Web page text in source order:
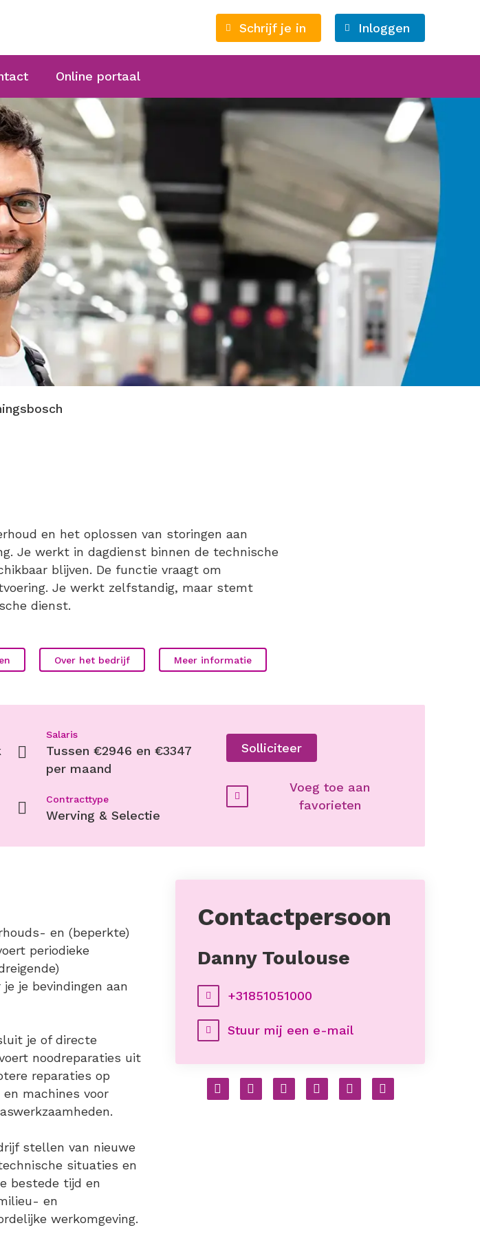
Schrijf je in Inloggen
Online portaal
en het oplossen van storingen aan
Je werkt in dagdienst binnen de technische
blijven. De functie vraagt om
Je werkt zelfstandig, maar stemt
dienst.
Over het bedrijf Meer informatie
Salaris
Tussen €2946 en €3347
per maand
Contracttype
Werving & Selectie
Solliciteer
Voeg toe aan
favorieten
en (beperkte)
periodieke
je bevindingen aan
je of directe
noodreparaties uit
reparaties op
machines voor
stellen van nieuwe
situaties en
bestede tijd en
en
werkomgeving.
Contactpersoon
Danny Toulouse
+31851051000
Stuur mij een e-mail
Facebook
TwitterLinkedInPinterestWhatsApp
E-
mail